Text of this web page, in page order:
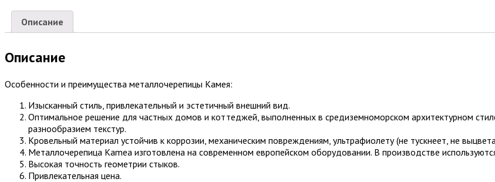
Описание
Описание
Особенности и преимущества металлочерепицы Камея:
Изысканный стиль, привлекательный и эстетичный внешний вид.
Оптимальное решение для частных домов и коттеджей, выполненных в средиземноморском архитектурном
разнообразием текстур.
Кровельный материал устойчив к коррозии, механическим повреждениям, ультрафиолету (не тускнеет, не
Металлочерепица Kamea изготовлена на современном европейском оборудовании. В производстве
Высокая точность геометрии стыков.
Привлекательная цена.